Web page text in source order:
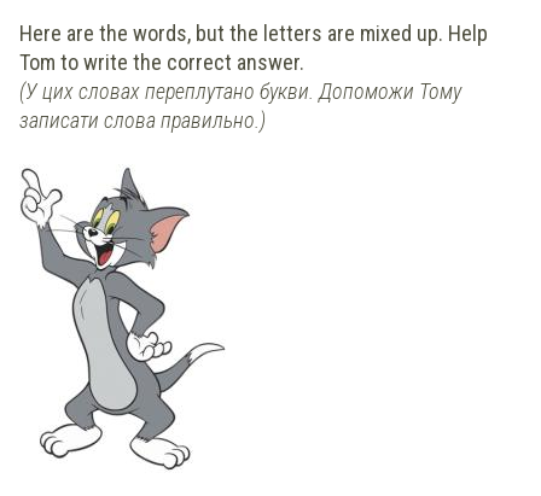
Here are the words, but the letters are mixed up. Help
Tom to write the correct answer.
(У цих словах переплутано букви.Допоможи Тому
записати слова правильно.)